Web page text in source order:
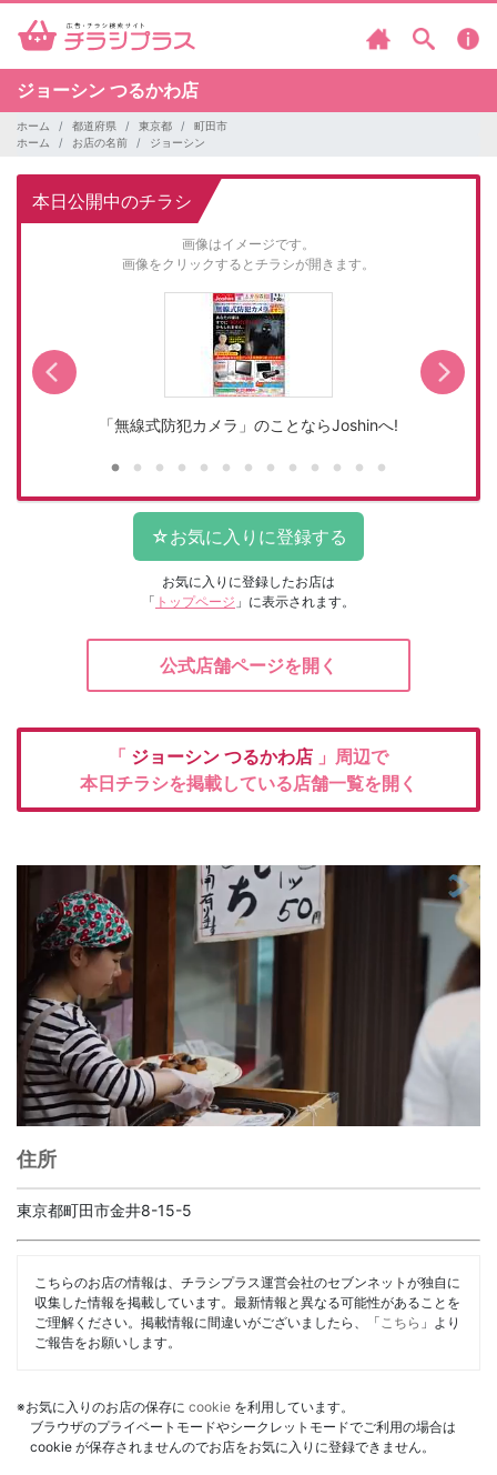
ジョーシン つるかわ店
ホーム 都道府県 東京都
町田市
ホーム
お店の名前 ジョーシン
本日公開中のチラシ
画像はイメージです。
画像をクリックするとチラシが開きます。
「無線式防犯カメラ」のことならJoshinへ!
お気に入りに登録したお店は
「 トップページ 」に表示されます。
公式店舗ページを開く
「 ジョーシン つるかわ店 」周辺で
本日チラシを掲載している店舗一覧を開く
住所
東京都町田市金井8-15-5
こちらのお店の情報は、チラシプラス運営会社のセブンネットが独自に
収集した情報を掲載しています。最新情報と異なる可能性があることを
ご理解ください。掲載情報に間違いがございましたら、「 こちら 」より
ご報告をお願いします。
※お気に入りのお店の保存に cookie を利用しています。
ブラウザのプライベートモードやシークレットモードでご利用の場合は
cookie が保存されませんのでお店をお気に入りに登録できません。